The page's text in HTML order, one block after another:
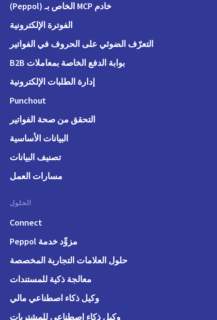
خادم MCP الخاص بـ (Peppol)
الفوترة الإلكترونية
التعرّف الضوئي على الحروف في الفواتير
بوابة الدفع الخاصة بمعاملات B2B
إدارة الطلبات الإلكترونية
Punchout
التحقق من صحة الفواتير
البيانات الأساسية
تصنيف البيانات
مسارات العمل
الحلول
Connect
مزوِّد خدمة Peppol
حلول العلامات التجارية المخصصة
معالجة ذكية للمستندات
وكيل ذكاء اصطناعي مالي
وكيل ذكاء اصطناعي للمشتريات